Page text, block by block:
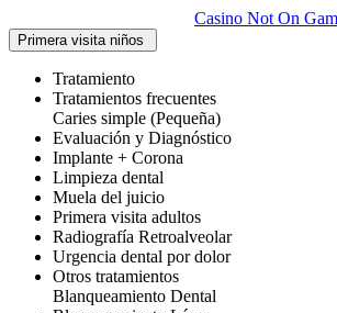
Casino Not On
Primera visita niños
Tratamiento
Tratamientos frecuentes
Caries simple (Pequeña)
Evaluación y Diagnóstico
Implante + Corona
Limpieza dental
Muela del juicio
Primera visita adultos
Radiografía Retroalveolar
Urgencia dental por dolor
Otros tratamientos
Blanqueamiento Dental